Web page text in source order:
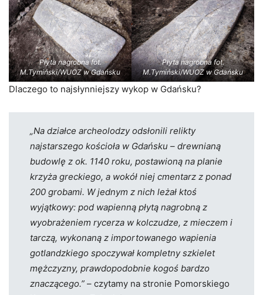
Płyta nagrobna fot.
M.Tymiński/WUOZ w Gdańsku
Płyta nagrobna fot.
M.Tymiński/WUOZ w Gdańsku
Dlaczego to najsłynniejszy wykop w Gdańsku?
„Na działce archeolodzy odsłonili relikty
najstarszego kościoła w Gdańsku – drewnianą
budowlę z ok. 1140 roku, postawioną na planie
krzyża greckiego, a wokół niej cmentarz z ponad
200 grobami. W jednym z nich leżał ktoś
wyjątkowy: pod wapienną płytą nagrobną z
wyobrażeniem rycerza w kolczudze, z mieczem i
tarczą, wykonaną z importowanego wapienia
gotlandzkiego spoczywał kompletny szkielet
mężczyzny, prawdopodobnie kogoś bardzo
znaczącego.”– czytamy na stronie Pomorskiego